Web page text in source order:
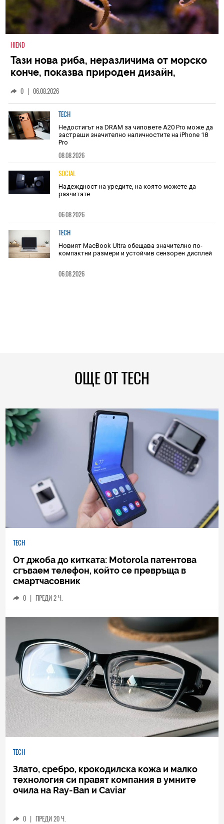
HIEND
Тази нова риба, неразличима от морско
конче, показва природен дизайн,
0 | 06.08.2026
TECH
Недостигът на DRAM за чиповете A20 Pro може да
застраши значително наличностите на iPhone 18
Pro
08.08.2026
SOCIAL
Надеждност на уредите, на която можете да
разчитате
06.08.2026
TECH
Новият MacBook Ultra обещава значително по-
компактни размери и устойчив сензорен дисплей
06.08.2026
ОЩЕ ОТ TECH
TECH
От джоба до китката: Motorola патентова
сгъваем телефон, който се превръща в
смартчасовник
0 ПРЕДИ 2 Ч.
TECH
Злато, сребро, крокодилска кожа и малко
технология си правят компания в умните
очила на Ray-Ban и Caviar
0 | ПРЕДИ 20 Ч.